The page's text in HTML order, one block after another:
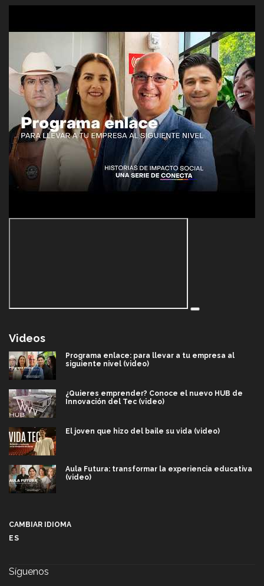
Videos
Programa enlace: para llevar a tu empresa al
siguiente nivel (video)
¿Quieres emprender? Conoce el nuevo HUB de
Innovación del Tec (video)
El joven que hizo del baile su vida (video)
Aula Futura: transformar la experiencia educativa
(video)
CAMBIAR IDIOMA
ES
Síguenos